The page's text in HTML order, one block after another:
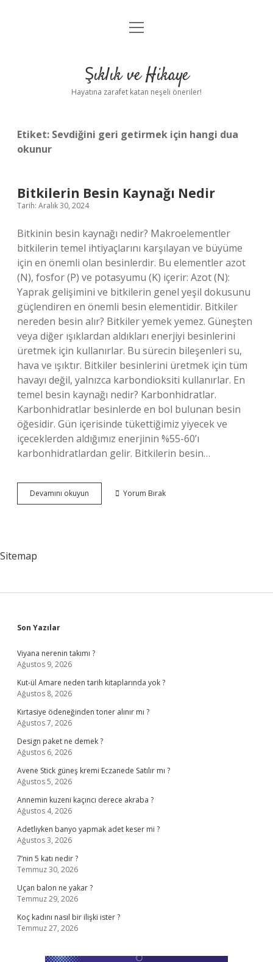
Anasayfa
Yasal Uyarı
menüyü
Şıklık ve Hikaye
Hayatına zarafet katan neşeli öneriler!
Etiket: Sevdiğini geri getirmek için hangi dua
okunur
Bitkilerin Besin Kaynağı Nedir
Tarih: Aralık 30, 2024
Bitkinin besin kaynağı nedir? Makroelementler
bitkilerin temel ihtiyaçlarını karşılayan ve büyüme
için en önemli olan besinlerdir. Bu elementler azot
(N), fosfor (P) ve potasyumu (K) içerir: Azot (N):
Yaprak gelişimini ve bitkilerin genel yeşil dokusunu
güçlendiren en önemli besin elementidir. Bitkiler
nereden besin alır? Bitkiler yemek yemez. Güneşten
veya diğer ışıklardan aldıkları enerjiyi besinlerini
üretmek için kullanırlar. Bu sürecin bileşenleri su,
hava ve ışıktır. Bitkiler besinlerini üretmek için tüm
havayı değil, yalnızca karbondioksiti kullanırlar. En
temel besin kaynağı nedir? Karbonhidratlar.
Karbonhidratlar besinlerde en bol bulunan besin
öğesidir. Gün içerisinde tükettiğimiz yiyecek ve
içeceklerden aldığımız enerjinin %55-60’ı
karbonhidratlardan gelir. Bitkilerin besin…
Devamını okuyun Bitkilerin
Besin
Yorum Bırak
Sitemap
Sidebar
Son Yazılar
Viyana nerenin takımı ?
Ağustos 9, 2026
Kut-ül Amare neden tarih kitaplarında yok ?
Ağustos 8, 2026
Kırtasiye ödeneğinden toner alınır mı ?
Ağustos 7, 2026
Design paket ne demek ?
Ağustos 6, 2026
Avene Stick güneş kremi Eczanede Satılır mı ?
Ağustos 5, 2026
Annemin kuzeni kaçıncı derece akraba ?
Ağustos 4, 2026
Adetliyken banyo yapmak adet keser mi ?
Ağustos 3, 2026
7’nin 5 katı nedir ?
Temmuz 30, 2026
Uçan balon ne yakar ?
Temmuz 29, 2026
Koç kadını nasıl bir ilişki ister ?
Temmuz 27, 2026